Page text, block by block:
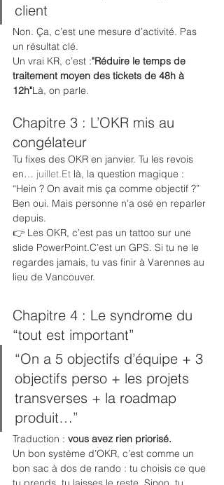
client
Non. Ça, c’est une mesure d’activité. Pas
un résultat clé.
Un vrai KR, c’est :"Réduire le temps de
traitement moyen des tickets de 48h à
12h"Là, on parle.
Chapitre 3 : L’OKR mis au
congélateur
Tu fixes des OKR en janvier. Tu les revois
en… juillet.Et là, la question magique :
“Hein ? On avait mis ça comme objectif ?”
Ben oui. Mais personne n’a osé en reparler
depuis.
👉 Les OKR, c’est pas un tattoo sur une
slide PowerPoint.C’est un GPS. Si tu ne le
regardes jamais, tu vas finir à Varennes au
lieu de Vancouver.
Chapitre 4 : Le syndrome du
“tout est important”
“On a 5 objectifs d’équipe + 3
objectifs perso + les projets
transverses + la roadmap
produit…”
Traduction : vous avez rien priorisé.
Un bon système d’OKR, c’est comme un
bon sac à dos de rando : tu choisis ce que